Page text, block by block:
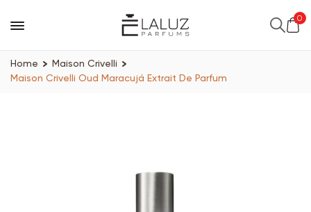
0
Home
Maison Crivelli
Maison Crivelli Oud Maracujá Extrait De Parfum